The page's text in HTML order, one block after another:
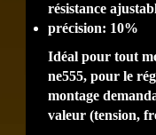
résistance
précision: 10%
Idéal pour tout
ne555, pour le
montage
valeur (tension,